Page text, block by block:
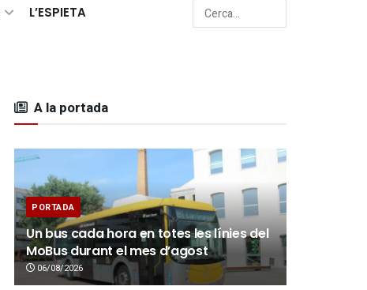
L’ESPIETA
A la portada
PORTADA
Un bus cada hora en totes les línies del
MoBus durant el mes d’agost
06/08/2026